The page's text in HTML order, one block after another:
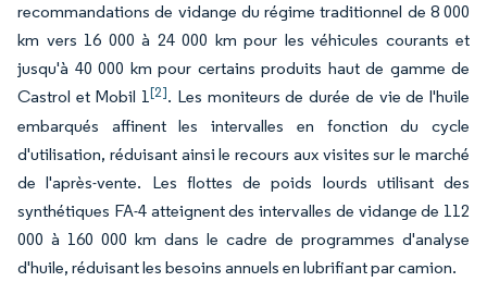
recommandations de vidange du régime traditionnel de 8 000
km vers 16 000 à 24 000 km pour les véhicules courants et
jusqu'à 40 000 km pour certains produits haut de gamme de
Castrol et Mobil 1[2]. Les moniteurs de durée de vie de l'huile
embarqués affinent les intervalles en fonction du cycle
d'utilisation, réduisant ainsi le recours aux visites sur le marché
de l'après-vente. Les flottes de poids lourds utilisant des
synthétiques FA-4 atteignent des intervalles de vidange de 112
000 à 160 000 km dans le cadre de programmes d'analyse
d'huile, réduisant les besoins annuels en lubrifiant par camion.